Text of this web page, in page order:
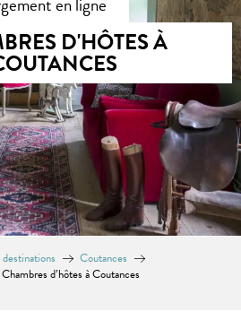
D'HÔTES À
Coutances
Chambres d’hôtes à Coutances